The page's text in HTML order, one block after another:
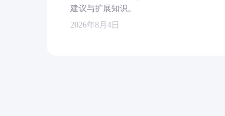
建议与扩展知识。
2026年8月4日